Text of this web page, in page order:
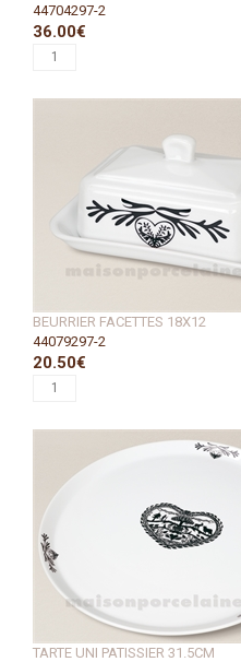
44704297-2
36.00€
BEURRIER FACETTES 18X12
44079297-2
20.50€
TARTE UNI PATISSIER 31.5CM